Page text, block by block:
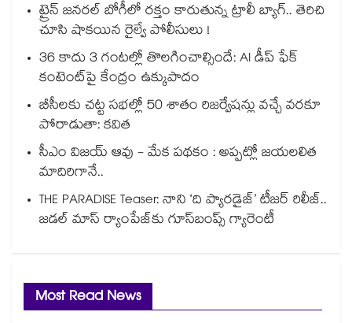
ట్రైన్ జనరల్ బోగీలో రక్తం కారుతున్న ట్రాలీ బ్యాగ్.. తెరిచి
చూసి షాకయిన రైల్వే పోలీసులు !
36 కాదు 3 గంటల్లో తొలగించాల్సిందే: AI డీప్ ఫేక్
కంటెంట్‎పై కేంద్రం ఉక్కుపాదం
బీసీలకు చట్ట సభల్లో 50 శాతం రిజర్వేషన్లు వచ్చే వరకూ
పోరాడుతా: కవిత
సీఎం విజయ్ ఆవు - మేక పథకం : అప్పట్లో జయలలిత
మాదిరిగానే..
THE PARADISE Teaser: నాని ‘ది ప్యారడైజ్‌‌’ టీజర్ రిలీజ్..
జడల్ మాస్ ర్యాంపేజ్‌కు గూస్‌బంప్స్ గ్యారెంటీ
Most Read News